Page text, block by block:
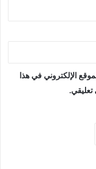
الإلكتروني في هذا
تعليقي.